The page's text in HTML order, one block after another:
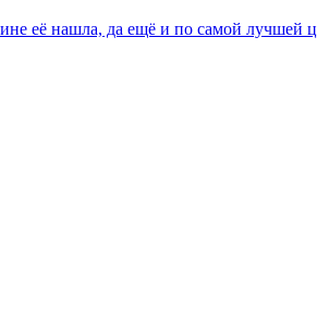
её нашла, да ещё и по самой лучшей